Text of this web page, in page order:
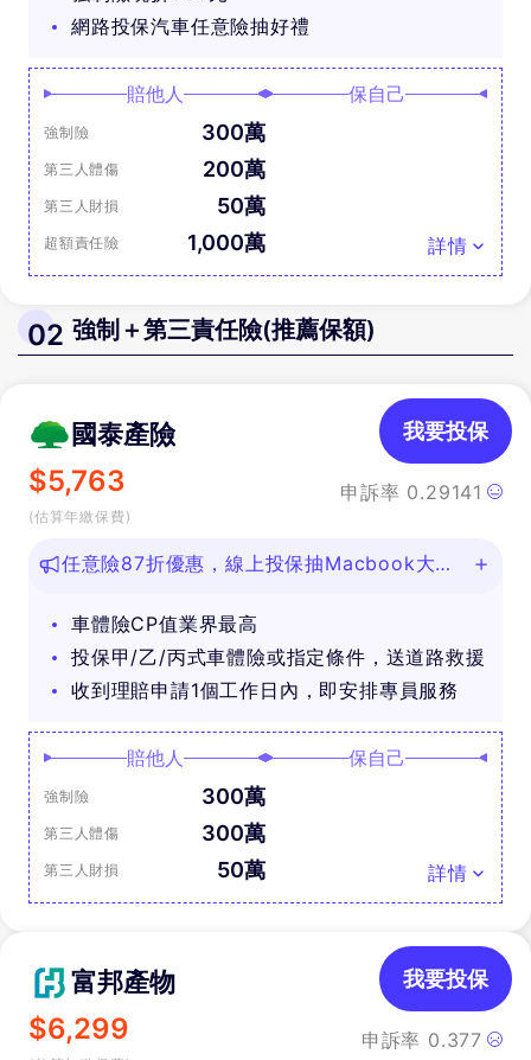
網路投保汽車任意險抽好禮
賠他人
強制險 300萬
第三人體傷 200萬
第三人財損 50萬
超額責任險 1,000萬
保自己
詳情
02 強制＋第三責任險(推薦保額)
國泰產險
$5,763
(估算年繳保費)
申訴率 0.29141
我要投保
任意險87折優惠，線上投保抽Macbook大
車體險CP值業界最高
投保甲/乙/丙式車體險或指定條件，送道路救援
收到理賠申請1個工作日內，即安排專員服務
賠他人
強制險 300萬
第三人體傷 300萬
第三人財損 50萬
保自己
詳情
富邦產物
$6,299 申訴率 0.377
我要投保